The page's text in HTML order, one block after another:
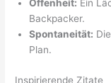
Offenheit: Ein
Backpacker.
Spontaneität:
Plan.
Inspirierende Zitate